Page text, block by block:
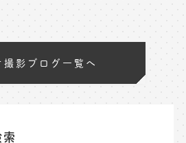
撮影ブログ一覧へ